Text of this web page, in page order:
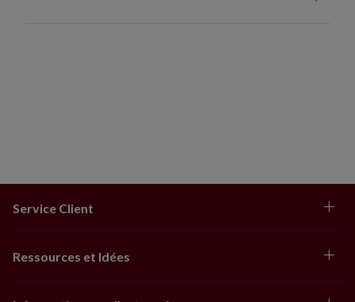
Service Client
Ressources et Idées